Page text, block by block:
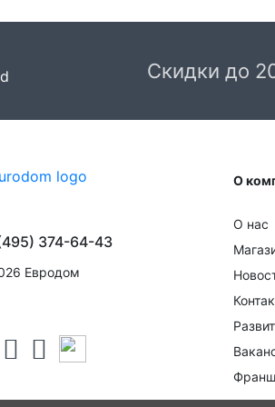
в Москве и области
заказе в пункт выдачи СДЭК доставка
в пункт выдачи осуществляется
предоплаченных заказов.
доставки от 1 до 2 дней.
крупногабаритных товаров и
большим количеством товара
течении 1-3 дней после оформления
отгрузки заказа с вами свяжется
Скидки до
О
О нас
374-64-43
Евродом